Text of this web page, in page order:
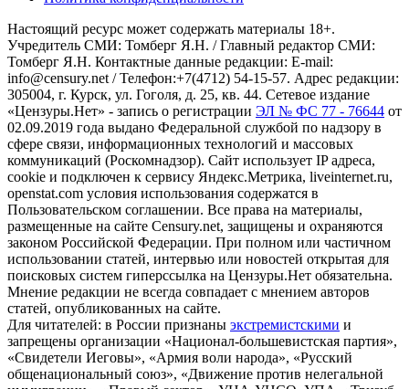
Настоящий ресурс может содержать материалы 18+.
Учредитель СМИ: Томберг Я.Н. / Главный редактор СМИ:
Томберг Я.Н. Контактные данные редакции: E-mail:
info@censury.net / Телефон:+7(4712) 54-15-57. Адрес редакции:
305004, г. Курск, ул. Гоголя, д. 25, кв. 44. Сетевое издание
«Цензуры.Нет» - запись о регистрации ЭЛ № ФС 77 - 76644 от
02.09.2019 года выдано Федеральной службой по надзору в
сфере связи, информационных технологий и массовых
коммуникаций (Роскомнадзор). Сайт использует IP адреса,
cookie и подключен к сервису Яндекс.Метрика, liveinternet.ru,
openstat.com условия использования содержатся в
Пользовательском соглашении. Все права на материалы,
размещенные на сайте Censury.net, защищены и охраняются
законом Российской Федерации. При полном или частичном
использовании статей, интервью или новостей открытая для
поисковых систем гиперссылка на Цензуры.Нет обязательна.
Мнение редакции не всегда совпадает с мнением авторов
статей, опубликованных на сайте.
Для читателей: в России признаны экстремистскими и
запрещены организации «Национал-большевистская партия»,
«Свидетели Иеговы», «Армия воли народа», «Русский
общенациональный союз», «Движение против нелегальной